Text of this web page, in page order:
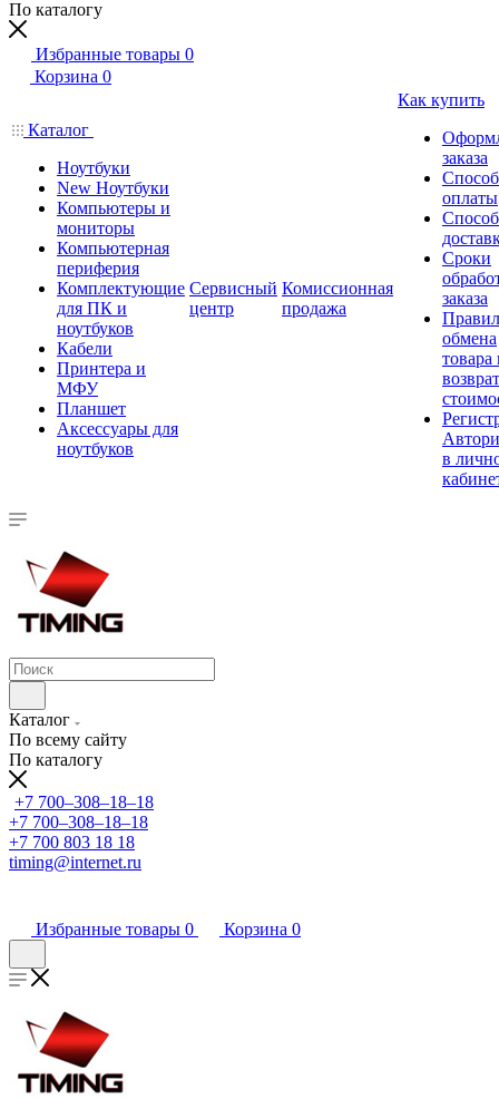
По каталогу
Избранные товары 0
Корзина 0
Каталог
Ноутбуки
New Ноутбуки
Компьютеры и
мониторы
Компьютерная
периферия
Комплектующие
для ПК и
ноутбуков
Кабели
Принтера и
МФУ
Планшет
Аксессуары для
ноутбуков
Сервисный
центр
Комиссионная
продажа
Как купить
заказа
оплаты
Сроки
заказа
обмена
товара
в
Каталог
По всему сайту
По каталогу
+7 700‒308‒18‒18
+7 700‒308‒18‒18
+7 700 803 18 18
timing@internet.ru
Избранные товары 0 Корзина 0